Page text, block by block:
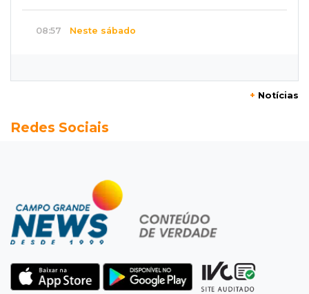
08:57 Neste sábado
Clássico carioca é destaque na rodada do
Já experimentou?
Ceviche de ponkan existe e pode surpreender
no sabor
Dócil e brincalhão, cachorrinho Dobi
desaparece no Centro de Campo Grande
+ Notícias
Redes Sociais